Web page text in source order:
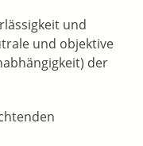
und
und objektive
der